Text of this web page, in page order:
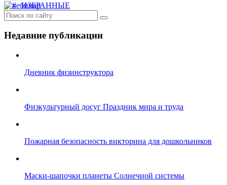
ИЗБРАННЫЕ
Недавние публикации
Дневник физинструктора
Физкультурный досуг Праздник мира и труда
Пожарная безопасность викторина для дошкольников
Маски-шапочки планеты Солнечной системы